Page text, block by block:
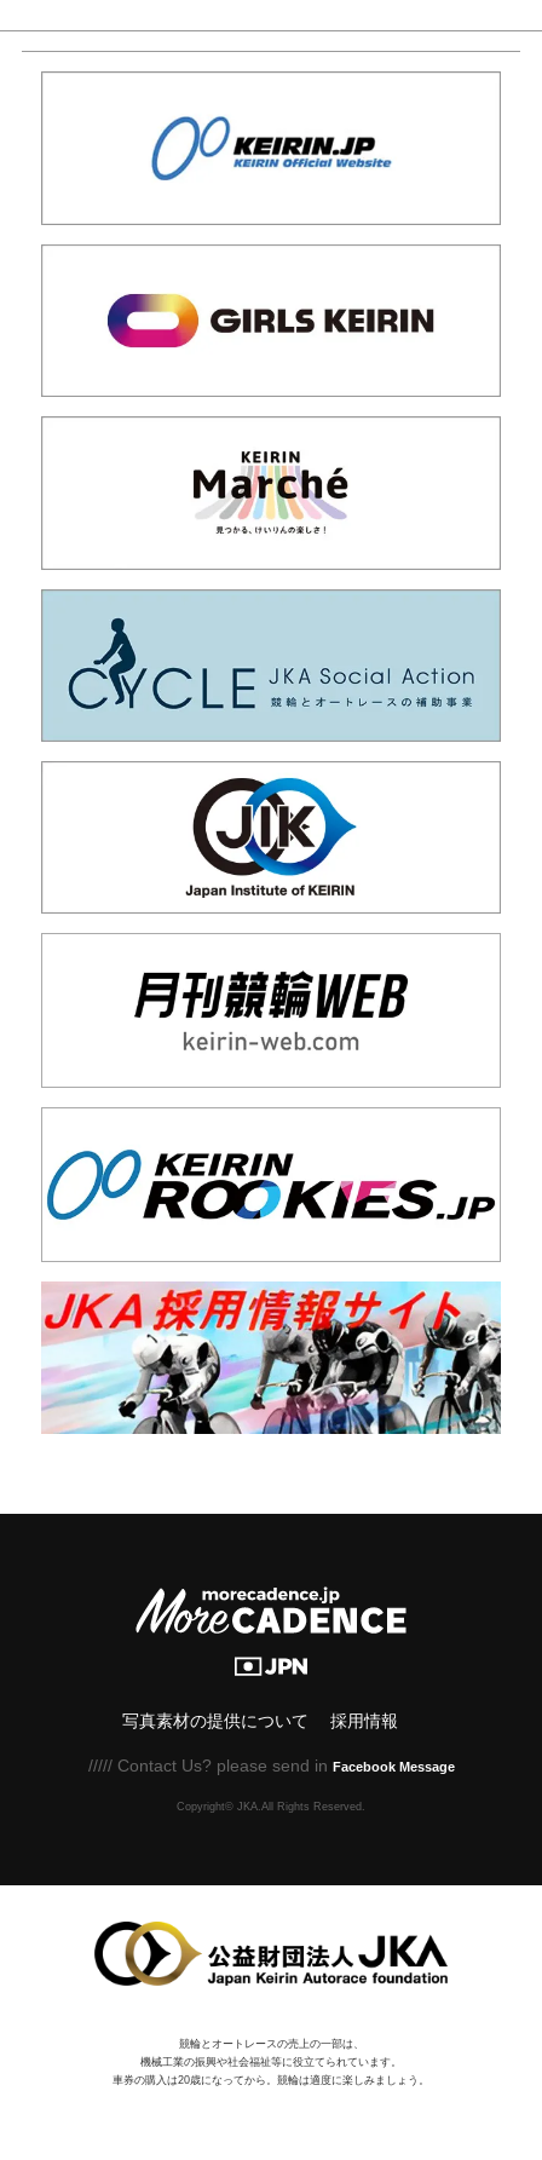
写真素材の提供について 採用情報
///// Contact Us? please send in Facebook Message
Copyright© JKA.All Rights Reserved.
競輪とオートレースの売上の一部は、
機械⼯業の振興や社会福祉等に役⽴てられています。
車券の購入は20歳になってから。競輪は適度に楽しみましょう。